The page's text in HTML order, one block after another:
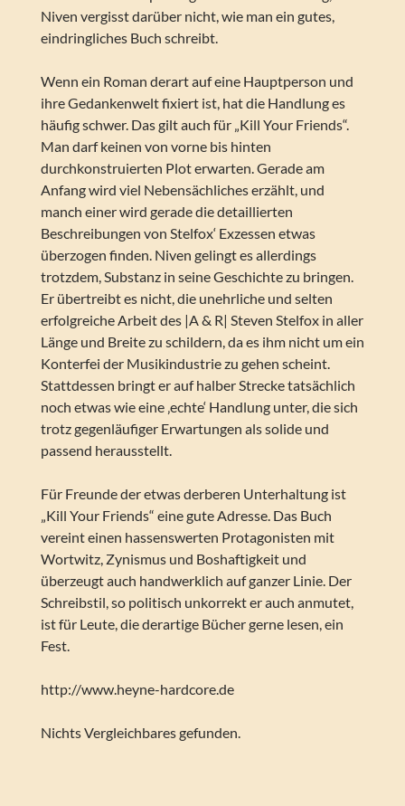
Niven vergisst darüber nicht, wie man ein gutes,
eindringliches Buch schreibt.
Wenn ein Roman derart auf eine Hauptperson und
ihre Gedankenwelt fixiert ist, hat die Handlung es
häufig schwer. Das gilt auch für „Kill Your Friends“.
Man darf keinen von vorne bis hinten
durchkonstruierten Plot erwarten. Gerade am
Anfang wird viel Nebensächliches erzählt, und
manch einer wird gerade die detaillierten
Beschreibungen von Stelfox‘ Exzessen etwas
überzogen finden. Niven gelingt es allerdings
trotzdem, Substanz in seine Geschichte zu bringen.
Er übertreibt es nicht, die unehrliche und selten
erfolgreiche Arbeit des |A & R| Steven Stelfox in aller
Länge und Breite zu schildern, da es ihm nicht um ein
Konterfei der Musikindustrie zu gehen scheint.
Stattdessen bringt er auf halber Strecke tatsächlich
noch etwas wie eine ‚echte‘ Handlung unter, die sich
trotz gegenläufiger Erwartungen als solide und
passend herausstellt.
Für Freunde der etwas derberen Unterhaltung ist
„Kill Your Friends“ eine gute Adresse. Das Buch
vereint einen hassenswerten Protagonisten mit
Wortwitz, Zynismus und Boshaftigkeit und
überzeugt auch handwerklich auf ganzer Linie. Der
Schreibstil, so politisch unkorrekt er auch anmutet,
ist für Leute, die derartige Bücher gerne lesen, ein
Fest.
http://www.heyne-hardcore.de
Nichts Vergleichbares gefunden.